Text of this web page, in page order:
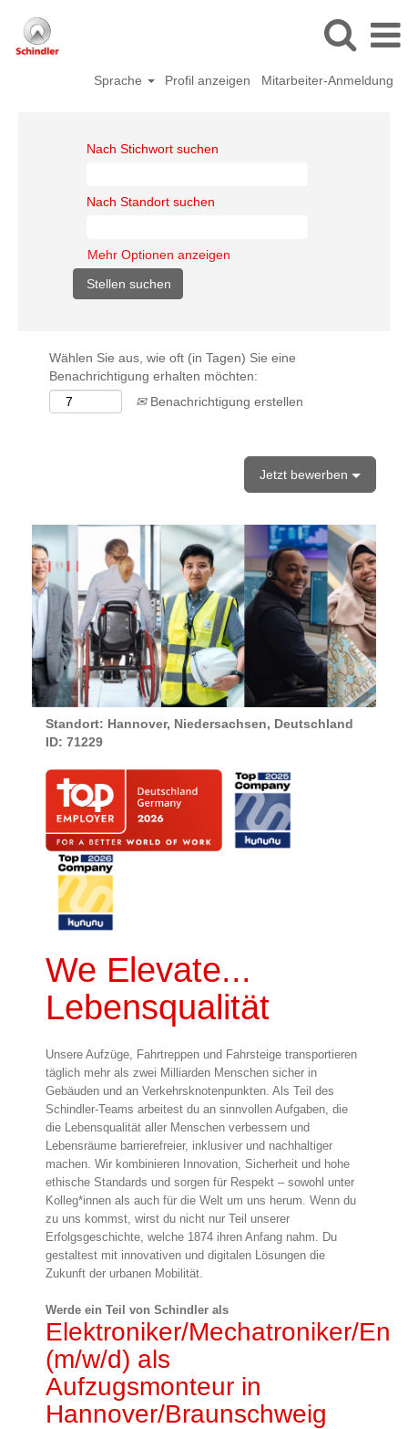
Sprache Profil anzeigen Mitarbeiter-Anmeldung
Nach Stichwort suchen
Nach Standort suchen
Mehr Optionen anzeigen
Wählen Sie aus, wie oft (in Tagen) Sie eine
Benachrichtigung erhalten möchten:
Benachrichtigung erstellen
Jetzt bewerben
Standort: Hannover, Niedersachsen, Deutschland
ID: 71229
We Elevate...
Lebensqualität
Unsere Aufzüge, Fahrtreppen und Fahrsteige transportieren
täglich mehr als zwei Milliarden Menschen sicher in
Gebäuden und an Verkehrsknotenpunkten. Als Teil des
Schindler-Teams arbeitest du an sinnvollen Aufgaben, die
die Lebensqualität aller Menschen verbessern und
Lebensräume barrierefreier, inklusiver und nachhaltiger
machen. Wir kombinieren Innovation, Sicherheit und hohe
ethische Standards und sorgen für Respekt – sowohl unter
Kolleg*innen als auch für die Welt um uns herum. Wenn du
zu uns kommst, wirst du nicht nur Teil unserer
Erfolgsgeschichte, welche 1874 ihren Anfang nahm. Du
gestaltest mit innovativen und digitalen Lösungen die
Zukunft der urbanen Mobilität.
Werde ein Teil von Schindler als
Elektroniker/Mechatroniker/
(m/w/d) als
Aufzugsmonteur in
Hannover/Braunschweig